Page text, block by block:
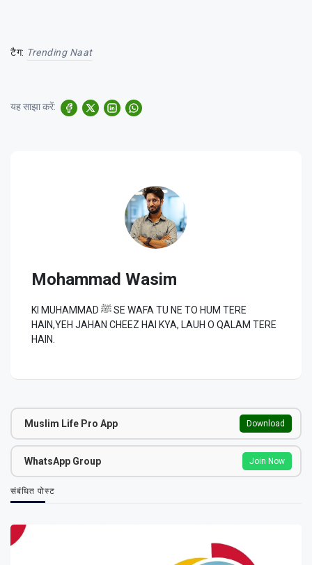
टैग: Trending Naat
यह साझा करें:
Mohammad Wasim
KI MUHAMMAD ﷺ SE WAFA TU NE TO HUM TERE
HAIN,YEH JAHAN CHEEZ HAI KYA, LAUH O QALAM TERE
HAIN.
Muslim Life Pro App Download
WhatsApp Group Join Now
संबंधित पोस्ट